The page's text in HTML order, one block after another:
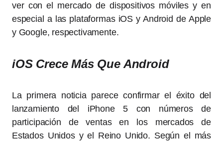
ver con el mercado de dispositivos móviles y en
especial a las plataformas iOS y Android de Apple
y Google, respectivamente.
iOS Crece Más Que Android
La primera noticia parece confirmar el éxito del
lanzamiento del iPhone 5 con números de
participación de ventas en los mercados de
Estados Unidos y el Reino Unido. Según el más